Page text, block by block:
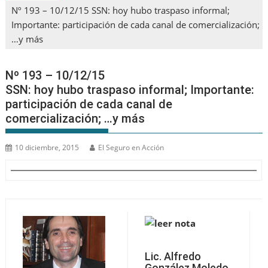
Nº 193 – 10/12/15 SSN: hoy hubo traspaso informal;
Importante: participación de cada canal de comercialización;
…y más
Nº 193 – 10/12/15
SSN: hoy hubo traspaso informal; Importante:
participación de cada canal de
comercialización; …y más
10 diciembre, 2015 El Seguro en Acción
Lic. Alfredo